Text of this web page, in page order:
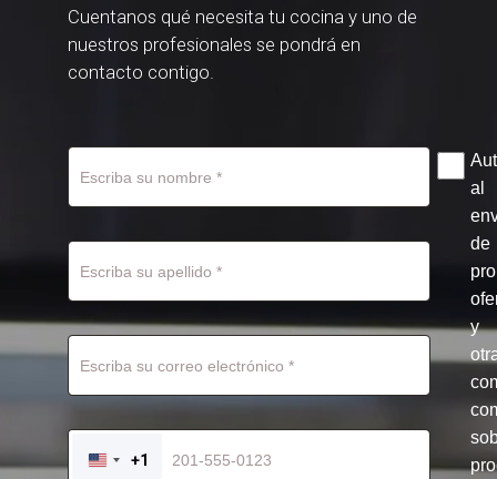
Cuentanos qué necesita tu cocina y uno de
nuestros profesionales se pondrá en
contacto contigo.
UNITED
+1
al
de
y